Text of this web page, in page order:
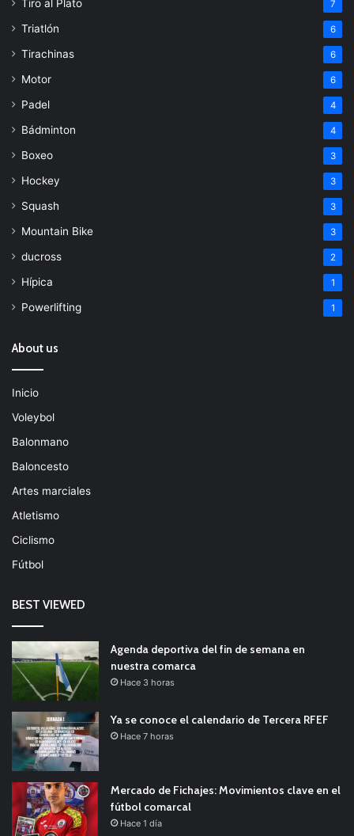
Tiro al Plato 7
Triatlón 6
Tirachinas 6
Motor 6
Padel 4
Bádminton 4
Boxeo 3
Hockey 3
Squash 3
Mountain Bike 3
ducross 2
Hípica 1
Powerlifting 1
About us
Inicio
Voleybol
Balonmano
Baloncesto
Artes marciales
Atletismo
Ciclismo
Fútbol
BEST VIEWED
Agenda deportiva del fin de semana en
nuestra comarca
Hace 3 horas
Ya se conoce el calendario de Tercera RFEF
Hace 7 horas
Mercado de Fichajes: Movimientos clave en el
fútbol comarcal
Hace 1 día